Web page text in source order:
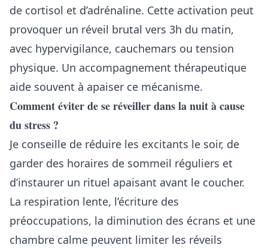
de cortisol et d’adrénaline. Cette activation peut
provoquer un réveil brutal vers 3h du matin,
avec hypervigilance, cauchemars ou tension
physique. Un accompagnement thérapeutique
aide souvent à apaiser ce mécanisme.
Comment éviter de se réveiller dans la nuit à cause
du stress ?
Je conseille de réduire les excitants le soir, de
garder des horaires de sommeil réguliers et
d’instaurer un rituel apaisant avant le coucher.
La respiration lente, l’écriture des
préoccupations, la diminution des écrans et une
chambre calme peuvent limiter les réveils